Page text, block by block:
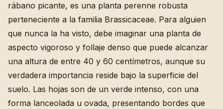
rábano picante, es una planta perenne robusta
perteneciente a la familia Brassicaceae. Para alguien
que nunca la ha visto, debe imaginar una planta de
aspecto vigoroso y follaje denso que puede alcanzar
una altura de entre 40 y 60 centímetros, aunque su
verdadera importancia reside bajo la superficie del
suelo. Las hojas son de un verde intenso, con una
forma lanceolada u ovada, presentando bordes que